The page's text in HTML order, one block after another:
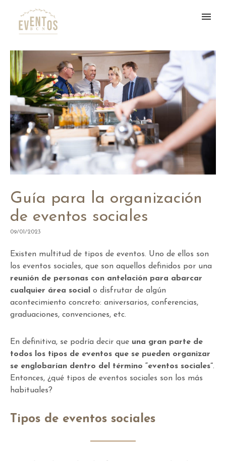
Guía para la organización
de eventos sociales
09/01/2023
Existen multitud de tipos de eventos. Uno de ellos son
los eventos sociales, que son aquellos definidos por una
reunión de personas con antelación para abarcar
cualquier área social o disfrutar de algún
acontecimiento concreto: aniversarios, conferencias,
graduaciones, convenciones, etc.
En definitiva, se podría decir que una gran parte de
todos los tipos de eventos que se pueden organizar
se englobarían dentro del término “eventos sociales”.
Entonces, ¿qué tipos de eventos sociales son los más
habituales?
Tipos de eventos sociales